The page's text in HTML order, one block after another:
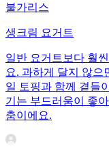
불가리스
생크림 요거트
일반 요거트보다 훨
요. 과하게 달지 않으
일 토핑과 함께 곁들
기는 부드러움이 좋
춤이에요.